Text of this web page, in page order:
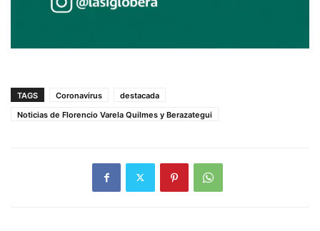
TAGS Coronavirus
destacada
Noticias de Florencio Varela Quilmes y Berazategui